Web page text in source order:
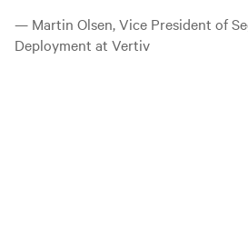
— Martin Olsen, Vice President of
Deployment at Vertiv